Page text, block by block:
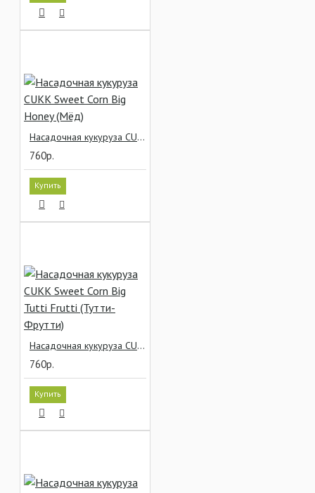
Насадочная кукуруза CUKK Sweet Corn Big Honey (Мёд)
760р.
Купить
Насадочная кукуруза CUKK Sweet Corn Big Tutti Frutti (Тутти-Фрутти)
760р.
Купить